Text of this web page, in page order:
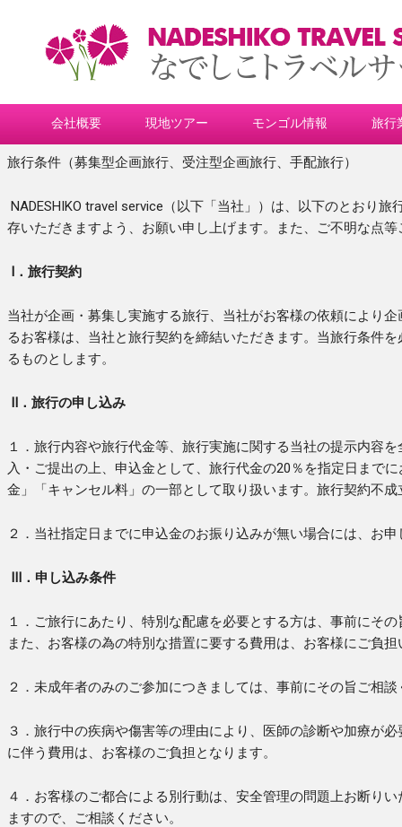
会社概要 現地ツアー モンゴル情報 旅行
旅行条件（募集型企画旅行、受注型企画旅行、手配旅行）
NADESHIKO travel service（以下「当社」）は、以下のとおり
存いただきますよう、お願い申し上げます。また、ご不明な点
Ⅰ．旅行契約
当社が企画・募集し実施する旅行、当社がお客様の依頼により
るお客様は、当社と旅行契約を締結いただきます。当旅行条件
るものとします。
Ⅱ．旅行の申し込み
１．旅行内容や旅行代金等、旅行実施に関する当社の提示内容
入・ご提出の上、申込金として、旅行代金の20％を指定日まで
金」「キャンセル料」の一部として取り扱います。旅行契約不
２．当社指定日までに申込金のお振り込みが無い場合には、お
Ⅲ．申し込み条件
１．ご旅行にあたり、特別な配慮を必要とする方は、事前にそ
また、お客様の為の特別な措置に要する費用は、お客様にご負
２．未成年者のみのご参加につきましては、事前にその旨ご相談
３．旅行中の疾病や傷害等の理由により、医師の診断や加療が
に伴う費用は、お客様のご負担となります。
４．お客様のご都合による別行動は、安全管理の問題上お断り
ますので、ご相談ください。